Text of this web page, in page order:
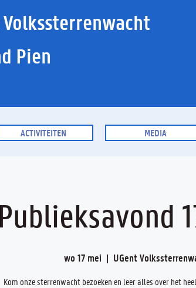
Volkssterrenwacht
Pien
ACTIVITEITEN MEDIA
Publieksavond
wo 17 mei
  |
UGent
Kom onze sterrenwacht bezoeken en leer alles over het